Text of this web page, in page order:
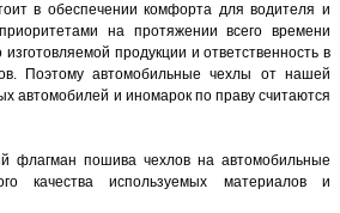
в обеспечении комфорта для водителя и
на протяжении всего времени
продукции и ответственность в
Поэтому автомобильные чехлы от нашей
автомобилей и иномарок по праву считаются
флагман пошива чехлов на автомобильные
качества используемых материалов и